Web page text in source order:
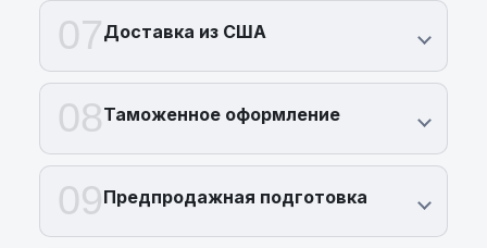
07Доставка из США
08Таможенное оформление
09Предпродажная подготовка